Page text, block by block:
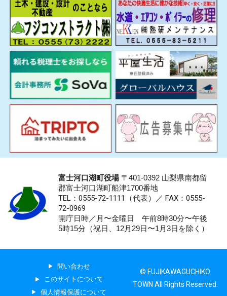
富士河口湖町役場〒401-0392 山梨県南都留
郡富士河口湖町船津1700番地
TEL：0555-72-1111 （代表）／ FAX：0555-
72-0969
開庁日時／月〜金曜日 午前8時30分〜午後
5時15分（祝日、12月29日〜1月3日を除く）
問い合わせ
このサイトについて
個人情報保護について
© FUJIKAWAGUCHIKO
TOWN All Rights Reserved.